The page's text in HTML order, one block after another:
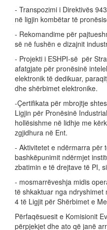
- Transpozimi i Direktivës
në ligjin kombëtar të
- Rekomandime për
së në fushën e dizajnit
- Projekti i ESHPI-së për
afatgjate për pronësinë
elektronik të dedikuar,
dhe shërbimet elektronike.
-Çertifikata për mbrojtje
Ligjin për Pronësinë
hollësishme në lidhje me
zgjidhura në Ent.
- Aktivitetet e ndërmarra për
bashkëpunimit ndërmjet
zbatimin e të drejtave të PI,
- mosmarrëveshja midis
të shkaktuar nga
4 të Ligjit për Shërbimet e
Përfaqësuesit e Komisionit
përpjekjet dhe ato që janë